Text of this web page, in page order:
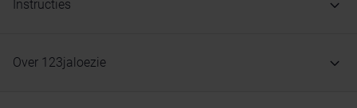
Instructies
Over 123jaloezie